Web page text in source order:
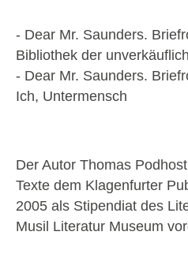
- Dear Mr. Saunders.
Bibliothek der
- Dear Mr. Saunders.
Ich, Untermensch
Der Autor Thomas
Texte dem Klagenfurter
2005 als Stipendiat des
Musil Literatur Museum